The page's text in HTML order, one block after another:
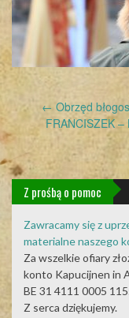
Post
navigation
← Obrzęd
FRANCISZEK –
Z prośbą o pomoc
Zawracamy się z
materialne naszego
Za wszelkie ofiary
konto Kapucijnen in
BE 31 4111 0005
Z serca dziękujemy.